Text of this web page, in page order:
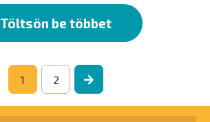
Töltsön be többet
1 2